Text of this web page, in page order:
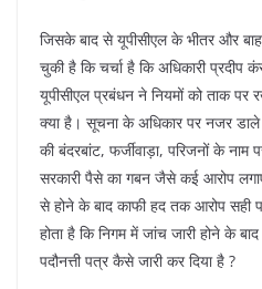
जिसके बाद से यूपीसीएल के भीतर और
चुकी है कि चर्चा है कि अधिकारी
यूपीसीएल प्रबंधन ने नियमों को ताक
क्या है। सूचना के अधिकार पर नजर
की बंदरबांट, फर्जीवाड़ा, परिजनों के नाम
सरकारी पैसे का गबन जैसे कई आरोप
से होने के बाद काफी हद तक आरोप सही
होता है कि निगम में जांच जारी होने के
पदौनत्ती पत्र कैसे जारी कर दिया है ?